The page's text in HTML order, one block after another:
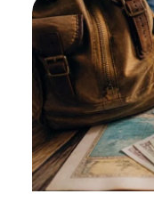
Assurance